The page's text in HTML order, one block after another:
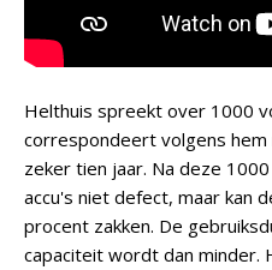
Helthuis spreekt over 1000
correspondeert volgens
zeker tien jaar. Na deze
accu's niet defect, maar kan
procent zakken. De
capaciteit wordt dan minder.